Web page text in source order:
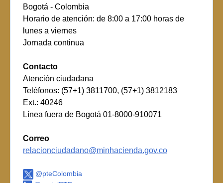
Bogotá - Colombia
Horario de atención: de 8:00 a 17:00 horas de
lunes a viernes
Jornada continua
Contacto
Atención ciudadana
Teléfonos: (57+1) 3811700, (57+1) 3812183
Ext.: 40246
Línea fuera de Bogotá 01-8000-910071
Correo
relacionciudadano@minhacienda.gov.co
@pteColombia